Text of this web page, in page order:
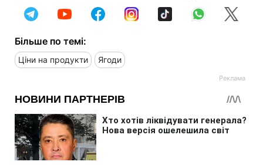
Більше по темі:
Ціни на продукти Ягоди